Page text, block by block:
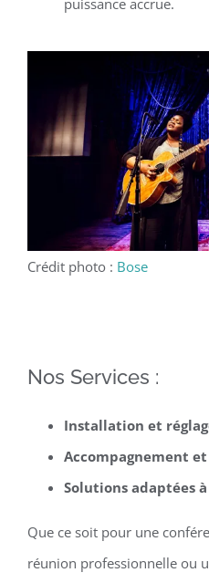
puissance accrue.
Crédit photo : Bose
Nos Services :
Installation et
Accompagnement
Solutions adaptées
Que ce soit pour une
réunion professionnelle ou